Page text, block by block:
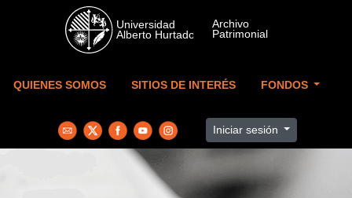
Skip to main content
QUIENES SOMOS SITIOS DE INTERÉS FONDOS
Iniciar sesión